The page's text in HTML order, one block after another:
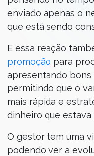
enviado apenas o
que está sendo
E essa reação
promoção para
apresentando bons
permitindo que o
mais rápida e
dinheiro que estava
O gestor tem uma
podendo ver a